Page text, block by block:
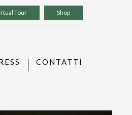
Tour Shop
CONTATTI